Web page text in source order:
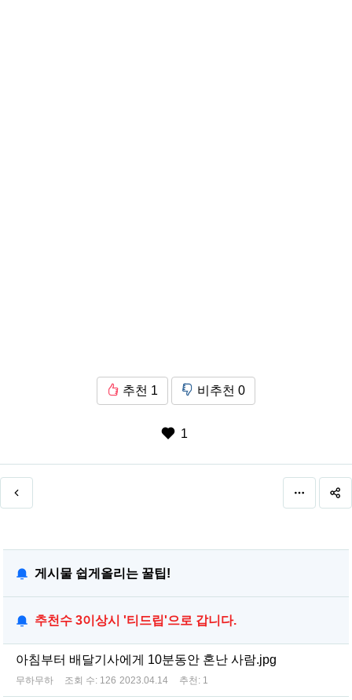
추천 1 비추천 0
1
게시물 쉽게올리는 꿀팁!
추천수 3이상시 '티드립'으로 갑니다.
아침부터 배달기사에게 10분동안 혼난 사람.jpg
무하무하 조회 수: 126 2023.04.14 추천: 1